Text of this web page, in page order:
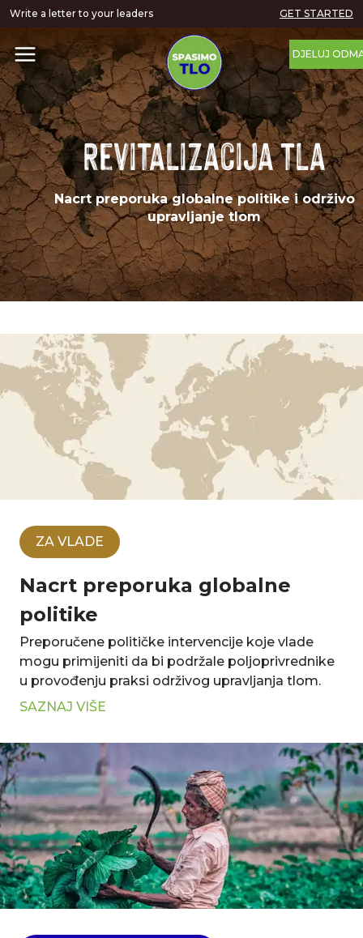
Write a letter to your leaders GET STARTED
DJELUJ
Revitalizacija tla
Nacrt preporuka globalne politike i održivo
upravljanje tlom
ZA VLADE
Nacrt preporuka globalne
politike
Preporučene političke intervencije koje vlade
mogu primijeniti da bi podržale poljoprivrednike
u provođenju praksi održivog upravljanja tlom.
SAZNAJ VIŠE